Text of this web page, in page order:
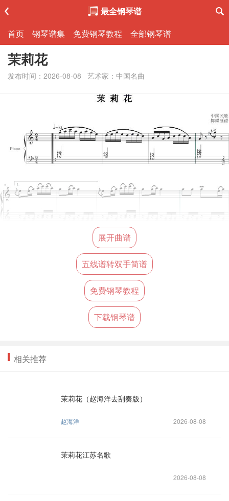
最全钢琴谱
首页
钢琴谱集 免费钢琴教程 全部钢琴谱
茉莉花
发布时间：2026-08-08 艺术家：中国名曲
展开曲谱
五线谱转双手简谱
免费钢琴教程
下载钢琴谱
相关推荐
茉莉花（赵海洋去刮奏版）
赵海洋 2026-08-08
茉莉花江苏名歌
2026-08-08